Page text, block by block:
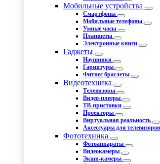
Мобильные устройства
Смартфоны
Мобильные телефоны
Умные часы
Планшеты
Электронные книги
Гаджеты
Наушники
Гарнитуры
Фитнес браслеты
Видеотехника
Телевизоры
Видео-плееры
ТВ-приставки
Проекторы
Виртуальная реальность
Аксессуары для телевизоров
Фототехника
Фотоаппараты
Видеокамеры
Экшн-камеры